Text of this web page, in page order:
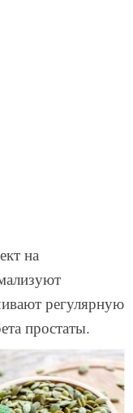
на
регулярную
простаты.